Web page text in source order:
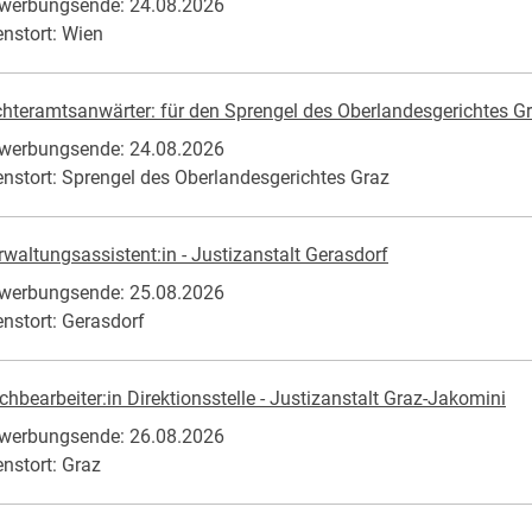
24.08.2026
Wien
für den Sprengel des Oberlandesgerichtes
24.08.2026
Sprengel des Oberlandesgerichtes Graz
- Justizanstalt Gerasdorf
25.08.2026
Gerasdorf
Direktionsstelle - Justizanstalt Graz-Jakomini
26.08.2026
Graz